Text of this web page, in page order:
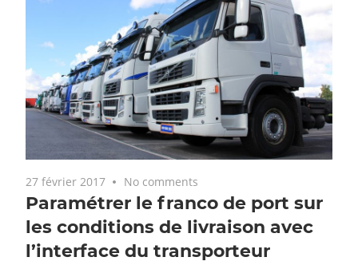
27 février 2017 No comments
Paramétrer le franco de port sur
les conditions de livraison avec
l’interface du transporteur